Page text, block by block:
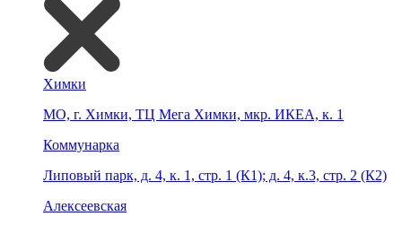
Химки
МО, г. Химки, ТЦ Мега Химки, мкр. ИКЕА, к. 1
Коммунарка
Липовый парк, д. 4, к. 1, стр. 1 (К1); д. 4, к.3, стр. 2 (К2)
Алексеевская